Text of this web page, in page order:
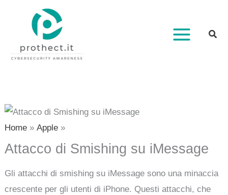
contenuto
Home Apple
Attacco di Smishing su iMessage
Gli attacchi di smishing su iMessage sono una minaccia
crescente per gli utenti di iPhone. Questi attacchi, che